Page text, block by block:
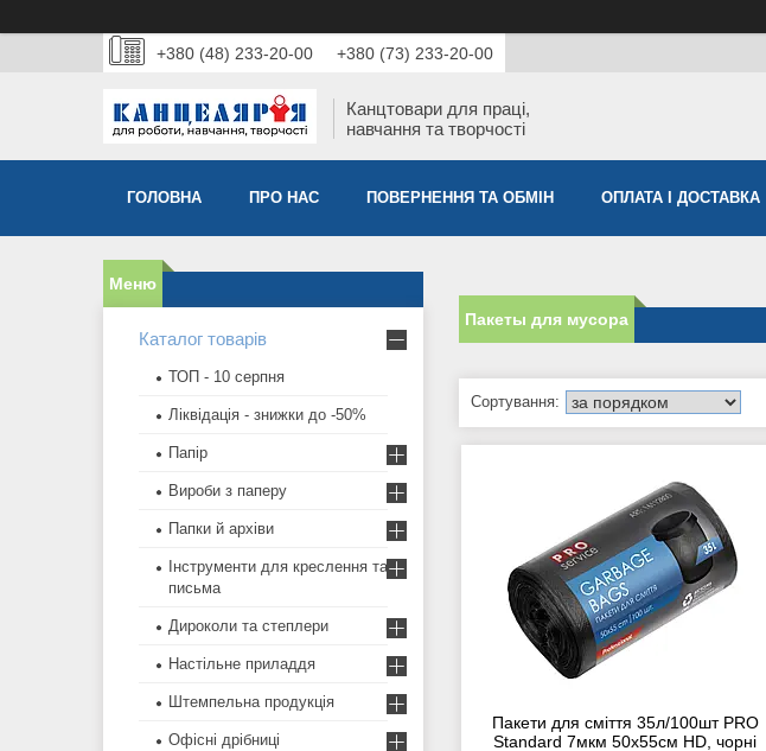
+380 (48) 233-20-00 +380 (73) 233-20-00
Канцтовари для працi,
навчання та творчостi
ГОЛОВНА ПРО НАС ПОВЕРНЕННЯ ТА ОБМIН ОПЛАТА І ДОСТАВКА
Пакеты для мусора
Пакети для сміття 35л/100шт PRO
Standard 7мкм 50х55см HD, чорні
Каталог товарів
ТОП - 10 серпня
Ліквідація - знижки до -50%
Папір
Вироби з паперу
Папки й архіви
Інструменти для креслення та
письма
Дироколи та степлери
Настільне приладдя
Штемпельна продукція
Офісні дрібниці